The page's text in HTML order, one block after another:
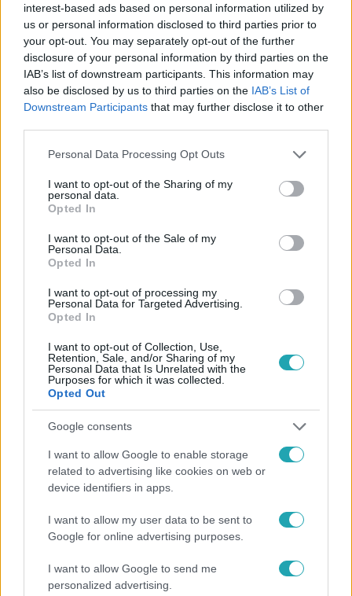
interest-based ads based on personal information utilized by
us or personal information disclosed to third parties prior to
your opt-out. You may separately opt-out of the further
disclosure of your personal information by third parties on the
IAB’s list of downstream participants. This information may
also be disclosed by us to third parties on the IAB’s List of
Downstream Participants that may further disclose it to other
Please note that this website/app uses one or more Google
not limited to your visit or usage behaviour. You may click to
grant or deny consent to Google and its third-party tags to
use your data for below specified purposes in below Google
consent section.
Personal Data Processing Opt Outs
I want to opt-out of the Sharing of my
personal data.
Opted In
I want to opt-out of the Sale of my
Personal Data.
Opted In
I want to opt-out of processing my
Personal Data for Targeted Advertising.
Opted In
I want to opt-out of Collection, Use,
Retention, Sale, and/or Sharing of my
Personal Data that Is Unrelated with the
Purposes for which it was collected.
Opted Out
Google consents
I want to allow Google to enable storage
related to advertising like cookies on web or
device identifiers in apps.
I want to allow my user data to be sent to
Google for online advertising purposes.
I want to allow Google to send me
personalized advertising.
Kövess minket, és értesülj a friss hírekről a
Facebookon is!
FÓKUSZ #ADÁSRÉSZLETEK #KÜLFÖLD
ANGLIA
EURÓPAI UNIÓ #BREXIT #RTL
Népszerű